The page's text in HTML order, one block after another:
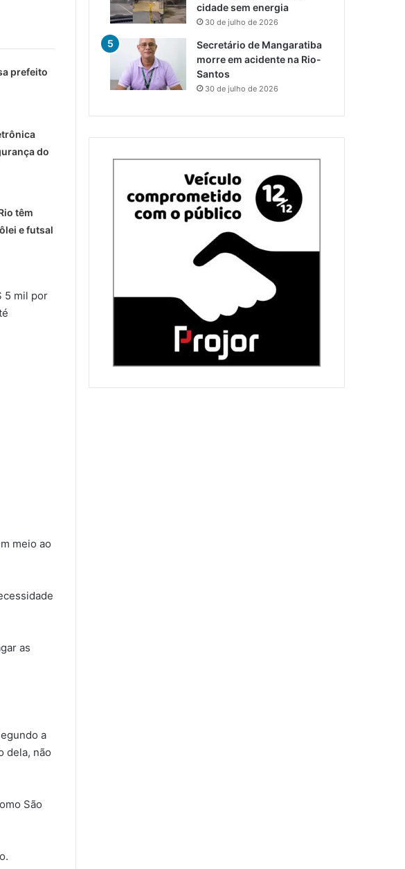
prefeito
do
têm
e futsal
5 mil por
meio ao
as
a
dela, não
São
cidade sem energia
30 de julho de 2026
Secretário de Mangaratiba
morre em acidente na Rio-
Santos
30 de julho de 2026